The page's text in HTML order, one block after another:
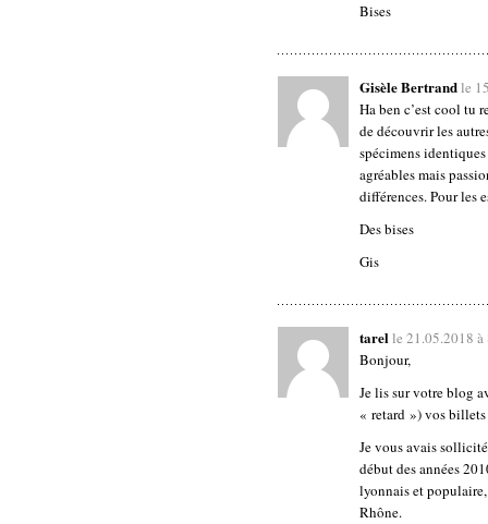
Bises
Gisèle Bertrandle
Ha ben c’est cool tu
de découvrir les
spécimens
agréables mais
différences. Pour les
Des bises
Gis
tarelle 21.05.2018 à
Bonjour,
Je lis sur votre blog
« retard ») vos billets
Je vous avais
début des années
lyonnais et
Rhône.